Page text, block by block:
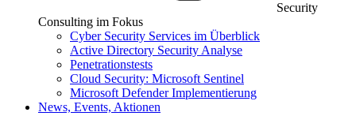
Security
Consulting im Fokus
Cyber Security Services im Überblick
Active Directory Security Analyse
Penetrationstests
Cloud Security: Microsoft Sentinel
Microsoft Defender Implementierung
News, Events, Aktionen